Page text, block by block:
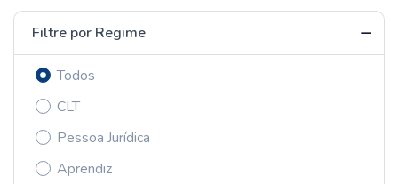
Filtre por Regime
Todos
CLT
Pessoa Jurídica
Aprendiz